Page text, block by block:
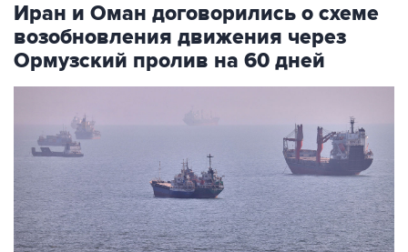
Иран и Оман договорились о схеме
возобновления движения через
Ормузский пролив на 60 дней